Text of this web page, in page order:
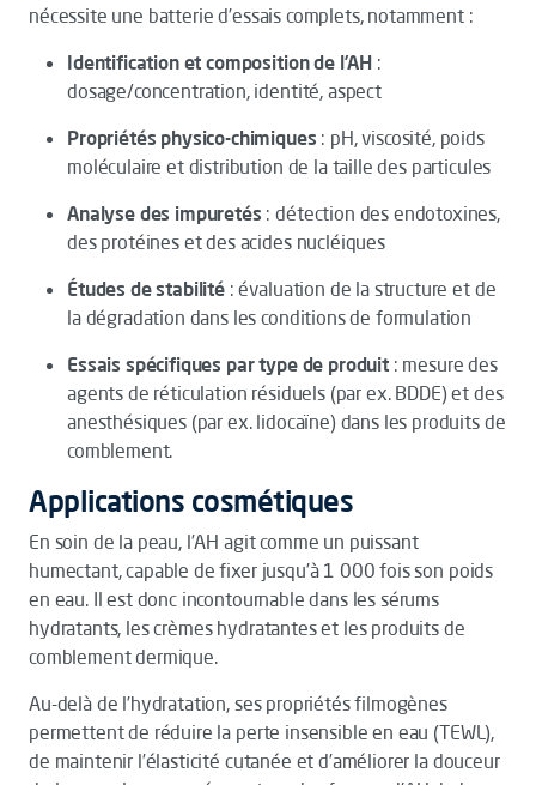
nécessite une batterie d’essais complets, notamment :
Identification et composition de l’AH :
dosage/concentration, identité, aspect
Propriétés physico-chimiques : pH, viscosité, poids
moléculaire et distribution de la taille des particules
Analyse des impuretés : détection des endotoxines,
des protéines et des acides nucléiques
Études de stabilité: évaluation de la structure et de
la dégradation dans les conditions de formulation
Essais spécifiques par type de produit: mesure des
agents de réticulation résiduels (par ex. BDDE) et des
anesthésiques (par ex. lidocaïne) dans les produits de
comblement.
Applications cosmétiques
En soin de la peau, l’AH agit comme un puissant
humectant, capable de fixer jusqu’à 1 000 fois son poids
en eau. Il est donc incontournable dans les sérums
hydratants, les crèmes hydratantes et les produits de
comblement dermique.
Au-delà de l’hydratation, ses propriétés filmogènes
permettent de réduire la perte insensible en eau (TEWL),
de maintenir l’élasticité cutanée et d’améliorer la douceur